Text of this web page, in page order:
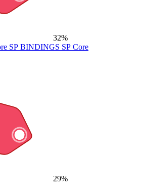
32%
SP BINDINGS SP Core
29%